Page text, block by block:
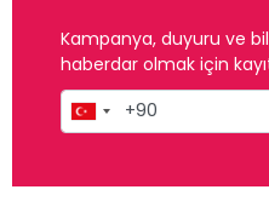
Kampanya, duyuru ve
haberdar olmak için